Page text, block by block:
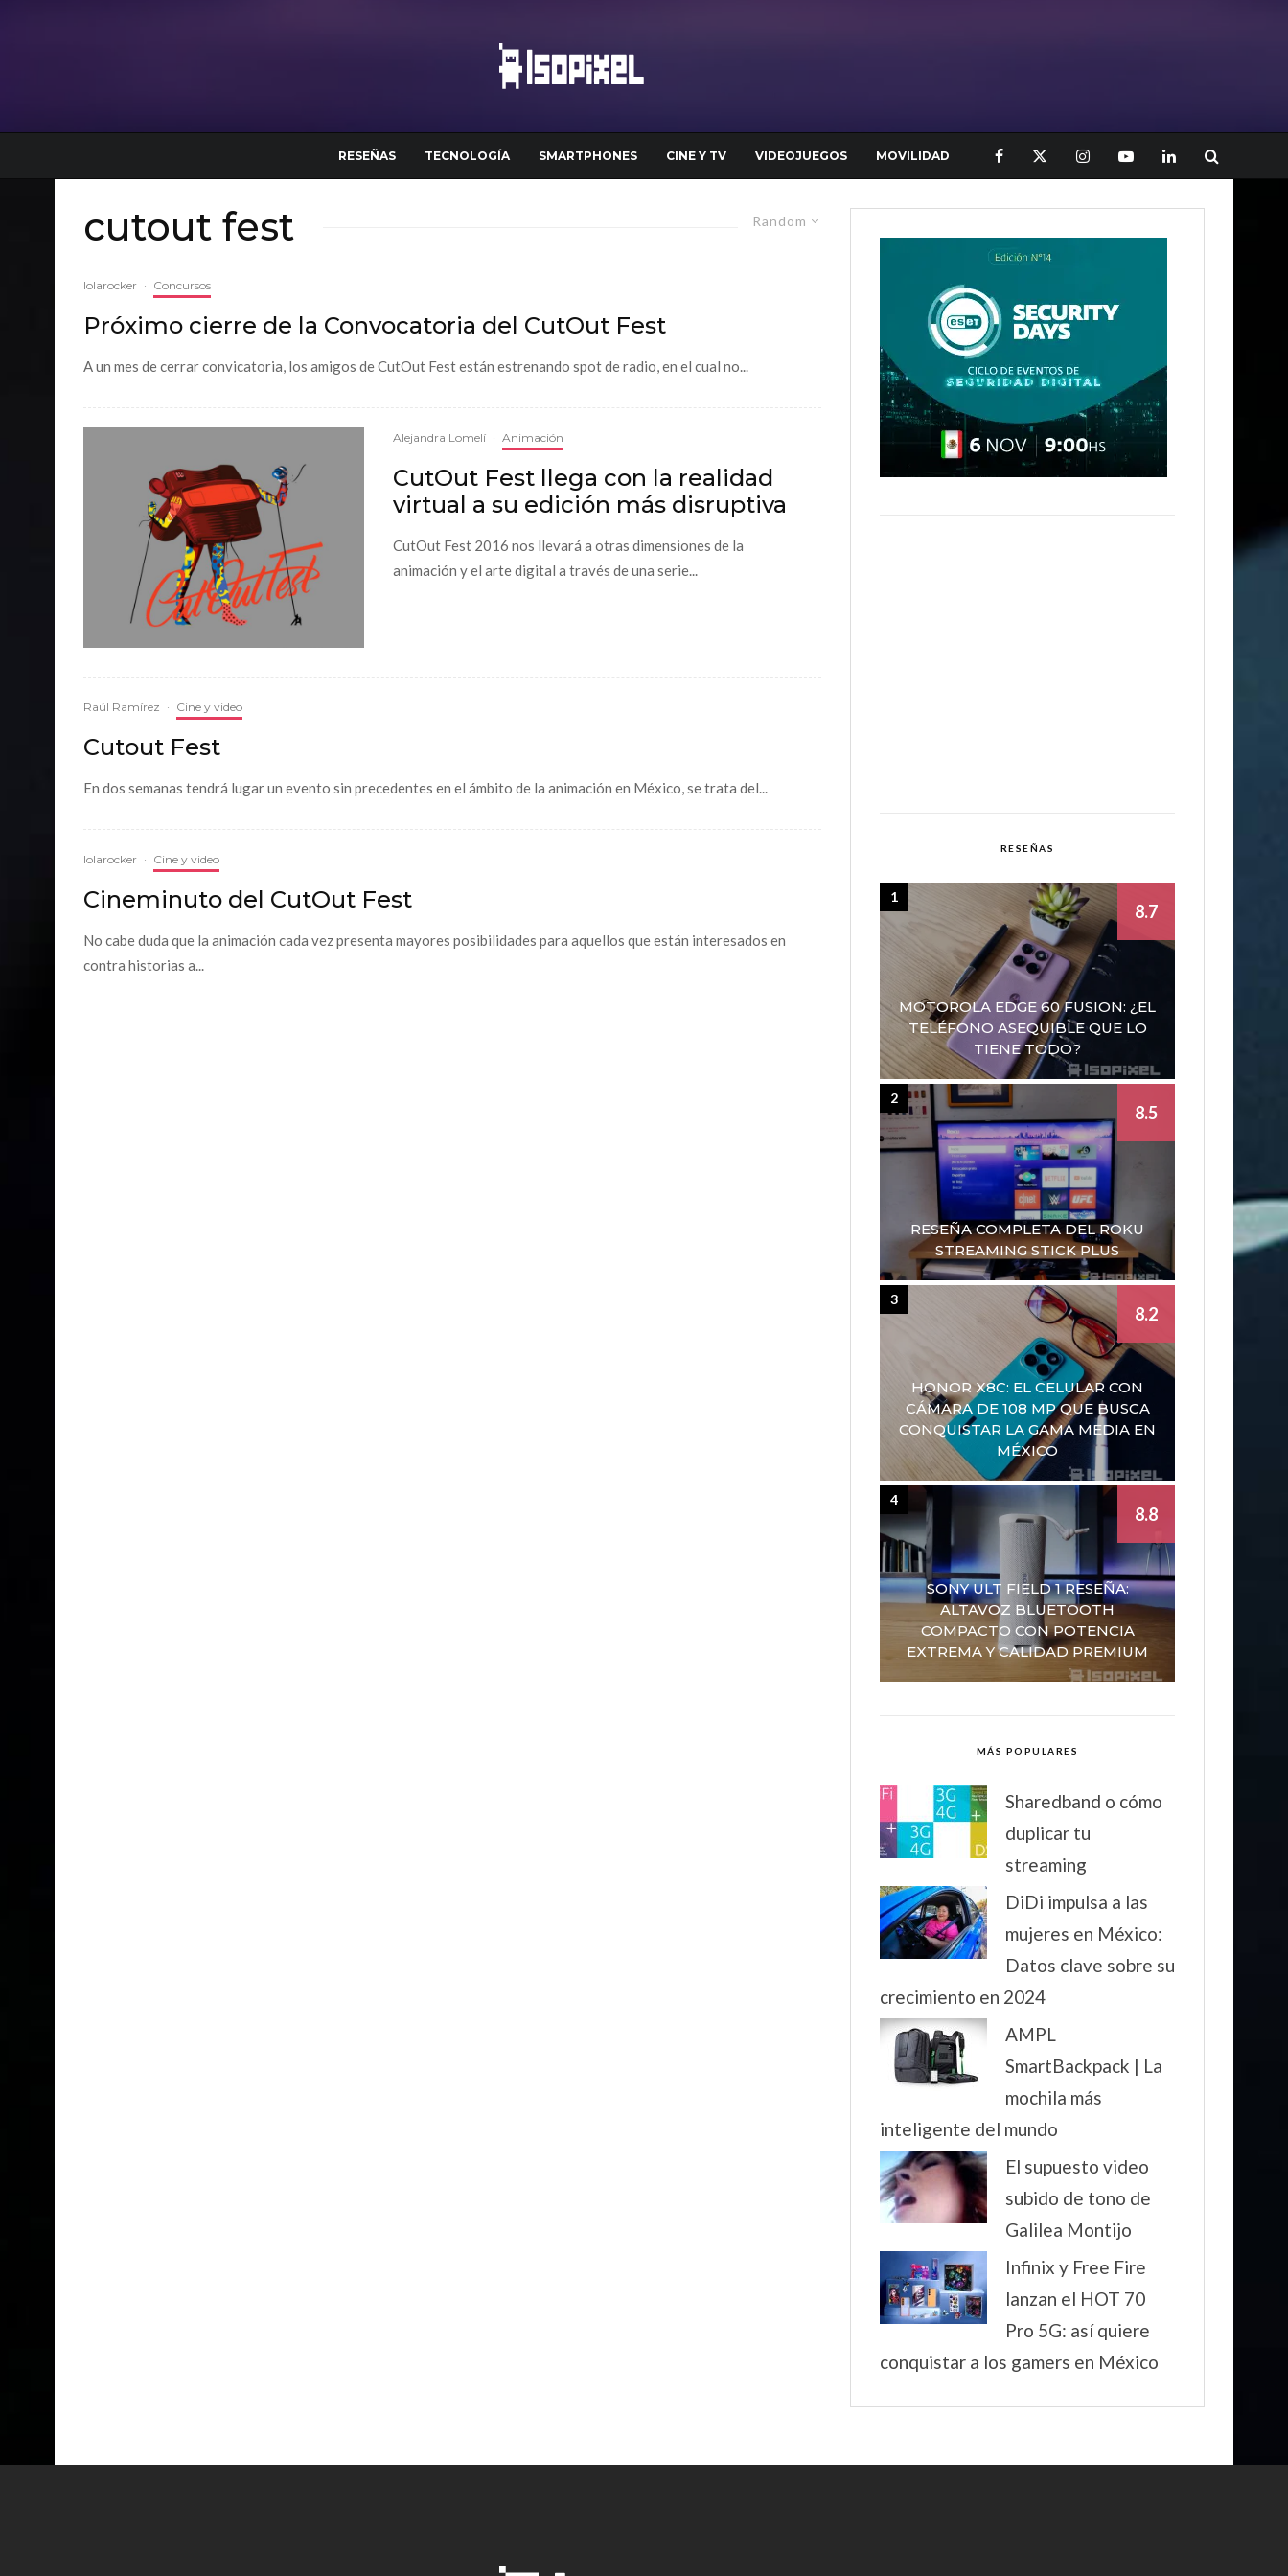
RESEÑAS TECNOLOGÍA SMARTPHONES CINE Y TV VIDEOJUEGOS MOVILIDAD
Random
cutout fest
lolarocker · Concursos
Próximo cierre de la Convocatoria del CutOut Fest
A un mes de cerrar convicatoria, los amigos de CutOut Fest están estrenando spot de radio, en el cual no...
Alejandra Lomelí · Animación
CutOut Fest llega con la realidad
virtual a su edición más disruptiva
CutOut Fest 2016 nos llevará a otras dimensiones de la
animación y el arte digital a través de una serie...
Raúl Ramírez · Cine y video
Cutout Fest
En dos semanas tendrá lugar un evento sin precedentes en el ámbito de la animación en México, se trata del...
lolarocker · Cine y video
Cineminuto del CutOut Fest
No cabe duda que la animación cada vez presenta mayores posibilidades para aquellos que están interesados en
contra historias a...
RESEÑAS
MOTOROLA EDGE 60 FUSION: ¿EL
TELÉFONO ASEQUIBLE QUE LO
TIENE TODO?
8.7
1
RESEÑA COMPLETA DEL ROKU
STREAMING STICK PLUS
8.5
2
HONOR X8C: EL CELULAR CON
CÁMARA DE 108 MP QUE BUSCA
CONQUISTAR LA GAMA MEDIA EN
MÉXICO
8.2
3
SONY ULT FIELD 1 RESEÑA:
ALTAVOZ BLUETOOTH
COMPACTO CON POTENCIA
EXTREMA Y CALIDAD PREMIUM
8.8
4
MÁS POPULARES
Sharedband o cómo
duplicar tu
streaming
DiDi impulsa a las
mujeres en México:
Datos clave sobre su
crecimiento en 2024
AMPL
SmartBackpack | La
mochila más
inteligente del mundo
El supuesto video
subido de tono de
Galilea Montijo
Infinix y Free Fire
lanzan el HOT 70
Pro 5G: así quiere
conquistar a los gamers en México